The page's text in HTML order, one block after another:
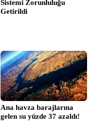
Sistemi Zorunluluğu
Getirildi
Ana havza barajlarına
gelen su yüzde 37 azaldı!